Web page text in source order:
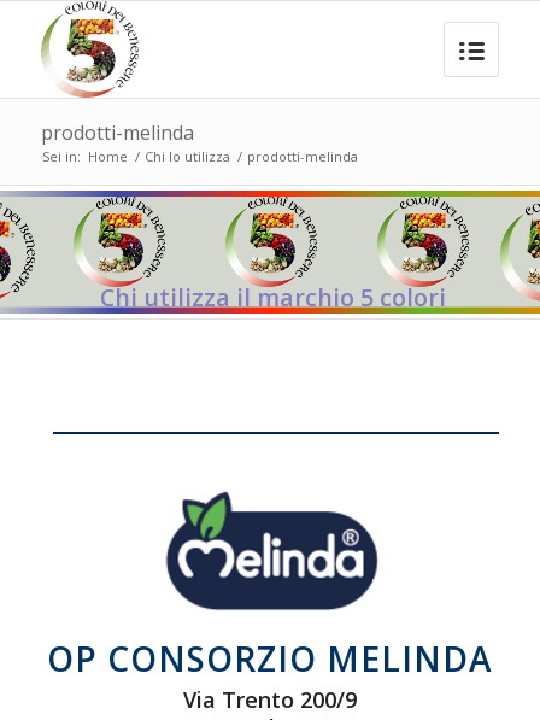
prodotti-melinda
Sei in: Home / Chi lo utilizza / prodotti-melinda
Chi utilizza il marchio 5 colori
OP CONSORZIO MELINDA
Via Trento 200/9